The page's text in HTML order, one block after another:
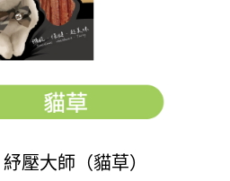
壓大師（貓草）